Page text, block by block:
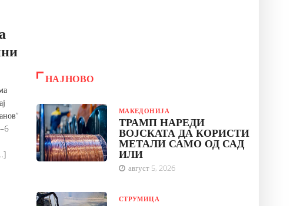
НАЈНОВО
МАКЕДОНИЈА
ТРАМП НАРЕДИ
ВОЈСКАТА ДА КОРИСТИ
МЕТАЛИ САМО ОД САД
ИЛИ
август 5, 2026
СТРУМИЦА